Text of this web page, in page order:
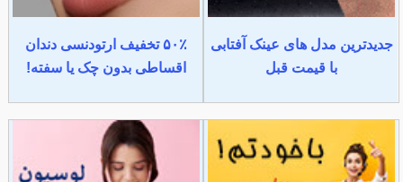
جدیدترین مدل های عینک آفتابی
با قیمت قبل
۵۰٪ تخفیف ارتودنسی دندان
اقساطی بدون چک یا سفته!